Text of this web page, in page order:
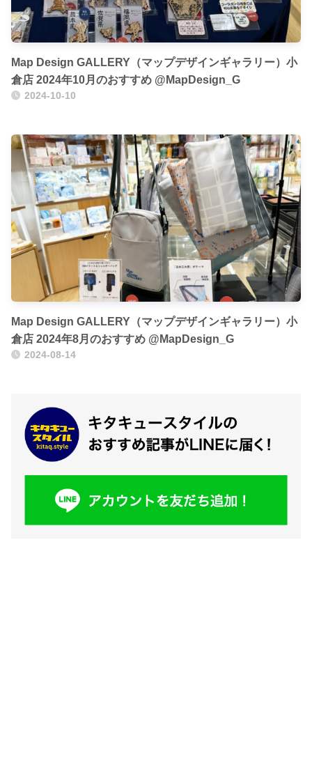
Map Design GALLERY（マップデザインギャラリー）小
倉店 2024年10月のおすすめ @MapDesign_G
2024-10-10
Map Design GALLERY（マップデザインギャラリー）小
倉店 2024年8月のおすすめ @MapDesign_G
2024-08-14